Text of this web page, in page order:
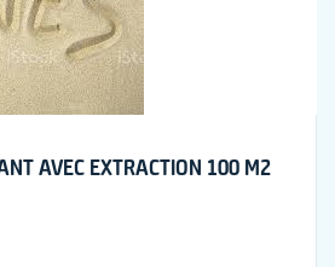
AVEC EXTRACTION 100 M2